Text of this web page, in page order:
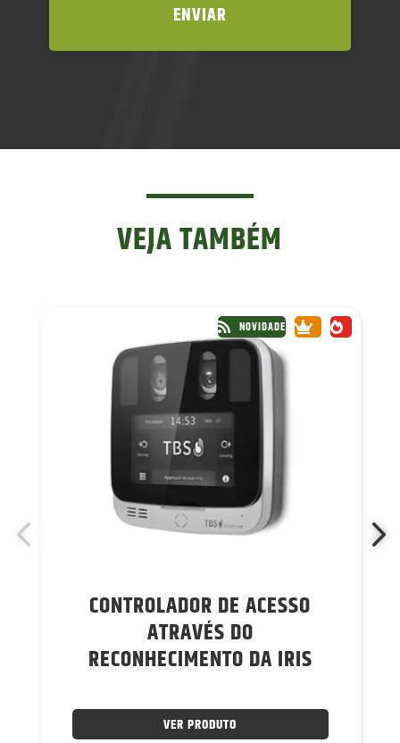
VEJA TAMBÉM
NOVIDADE
CONTROLADOR DE ACESSO
ATRAVÉS DO
RECONHECIMENTO DA IRIS
VER PRODUTO